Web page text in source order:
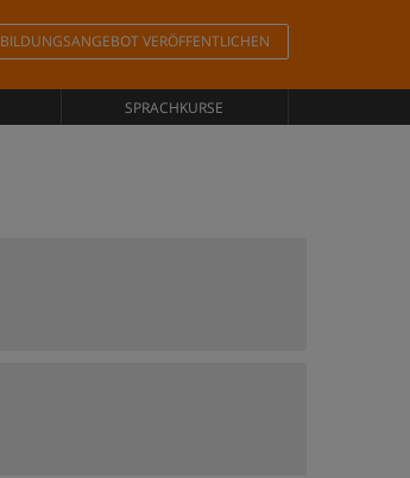
BILDUNGSANGEBOT VERÖFFENTLICHEN
SPRACHKURSE